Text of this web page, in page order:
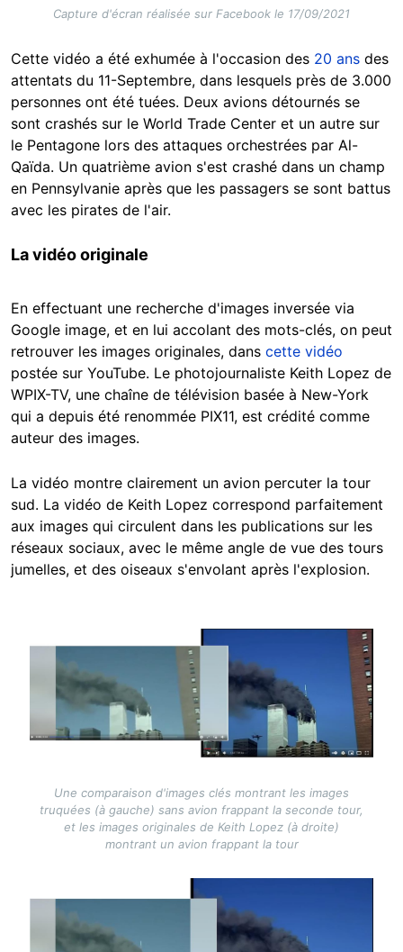
Capture d'écran réalisée sur Facebook le 17/09/2021
Cette vidéo a été exhumée à l'occasion des 20 ans des
attentats du 11-Septembre, dans lesquels près de 3.000
personnes ont été tuées. Deux avions détournés se
sont crashés sur le World Trade Center et un autre sur
le Pentagone lors des attaques orchestrées par Al-
Qaïda. Un quatrième avion s'est crashé dans un champ
en Pennsylvanie après que les passagers se sont battus
avec les pirates de l'air.
La vidéo originale
En effectuant une recherche d'images inversée via
Google image, et en lui accolant des mots-clés, on peut
retrouver les images originales, dans cette vidéo
postée sur YouTube. Le photojournaliste Keith Lopez de
WPIX-TV, une chaîne de télévision basée à New-York
qui a depuis été renommée PIX11, est crédité comme
auteur des images.
La vidéo montre clairement un avion percuter la tour
sud. La vidéo de Keith Lopez correspond parfaitement
aux images qui circulent dans les publications sur les
réseaux sociaux, avec le même angle de vue des tours
jumelles, et des oiseaux s'envolant après l'explosion.
Une comparaison d'images clés montrant les images
truquées (à gauche) sans avion frappant la seconde tour,
et les images originales de Keith Lopez (à droite)
montrant un avion frappant la tour